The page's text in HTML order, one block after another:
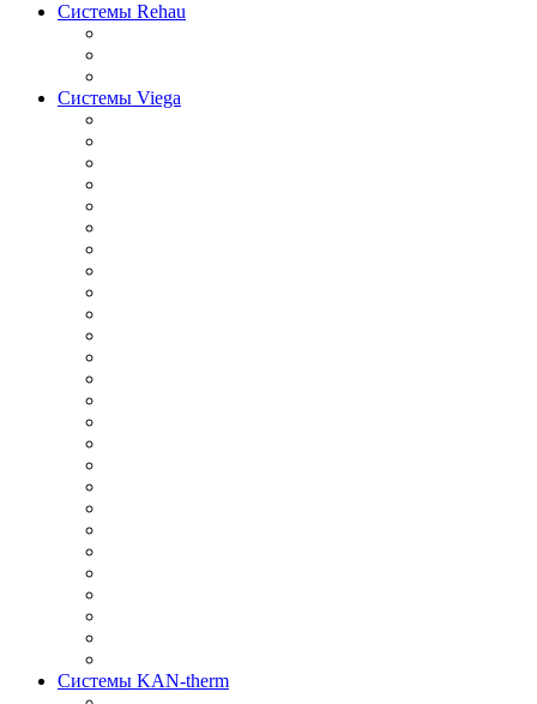
Системы Rehau
Системы Viega
Системы KAN-therm